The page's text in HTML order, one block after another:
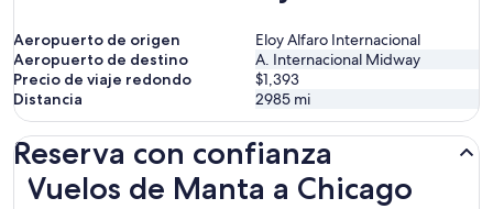
Aeropuerto de origen
Eloy Alfaro Internacional
Aeropuerto de destino
A. Internacional Midway
Precio de viaje redondo
$1,393
Distancia
2985 mi
Reserva con confianza
Vuelos de Manta a Chicago
Vuelos de Manta a Chicago